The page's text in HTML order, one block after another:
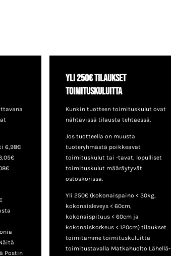
6,98€
Postin
Yli 250€ tilaukset
toimituskuluitta
Kunkin tuotteen toimituskulut ovat
nähtävissä tilausta tehtäessä.
Jos tuotteella on muusta
tuoteryhmästä poikkeavat
toimituskulut tai -tavat, lopulliset
toimituskulut määräytyvät
ostoskorissa.
Yli 250€ (kokonaispaino < 30kg,
kokonaisleveys < 60cm,
kokonaispituus < 60cm ja
kokonaiskorkeus < 120cm) tilaukset
toimitamme toimituskuluitta
toimitustavalla Matkahuolto Lähellä-